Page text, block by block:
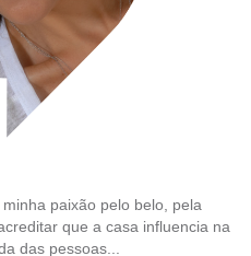
paixão pelo belo, pela
que a casa influencia na
das pessoas...